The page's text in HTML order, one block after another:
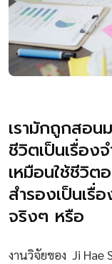
เรามักถูกสอน
ชีวิตเป็นเรื่อง
เหมือนใช้ชีวิต
สำรองเป็นเรื่
จริงๆ หรือ
งานวิจัยของ Ji